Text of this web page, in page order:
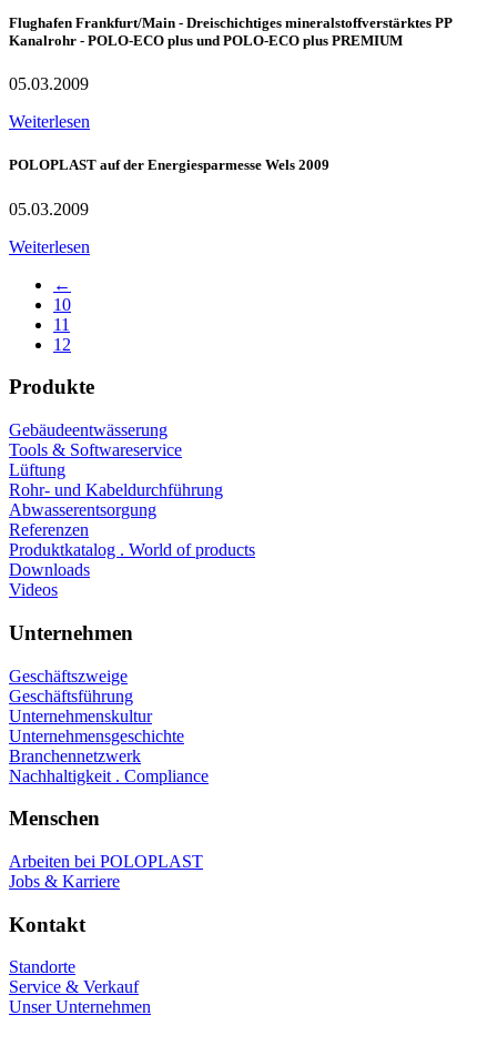
Flughafen Frankfurt/Main - Dreischichtiges mineralstoffverstärktes PP
Kanalrohr - POLO-ECO plus und POLO-ECO plus PREMIUM
05.03.2009
Weiterlesen
POLOPLAST auf der Energiesparmesse Wels 2009
05.03.2009
Weiterlesen
←
10
11
12
Produkte
Gebäudeentwässerung
Tools & Softwareservice
Lüftung
Rohr- und Kabeldurchführung
Abwasserentsorgung
Referenzen
Produktkatalog . World of products
Downloads
Videos
Unternehmen
Geschäftszweige
Geschäftsführung
Unternehmenskultur
Unternehmensgeschichte
Branchennetzwerk
Nachhaltigkeit . Compliance
Menschen
Arbeiten bei POLOPLAST
Jobs & Karriere
Kontakt
Standorte
Service & Verkauf
Unser Unternehmen